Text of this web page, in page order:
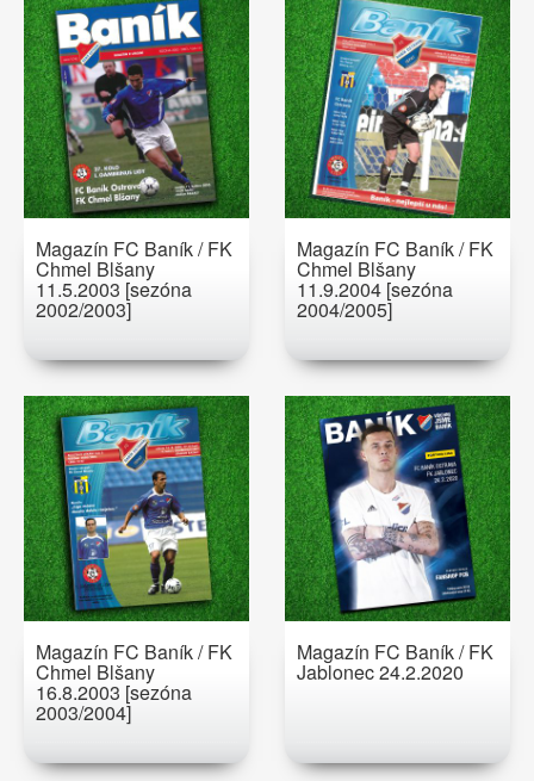
Magazín FC Baník / FK
Chmel Blšany
11.5.2003 [sezóna
2002/2003]
Magazín FC Baník / FK
Chmel Blšany
11.9.2004 [sezóna
2004/2005]
Magazín FC Baník / FK
Chmel Blšany
16.8.2003 [sezóna
2003/2004]
Magazín FC Baník / FK
Jablonec 24.2.2020